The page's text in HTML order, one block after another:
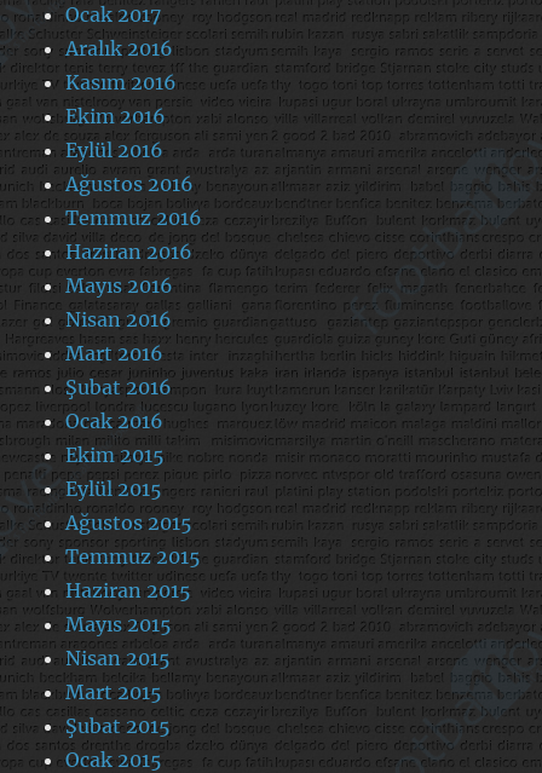
Ocak 2017
Aralık 2016
Kasım 2016
Ekim 2016
Eylül 2016
Ağustos 2016
Temmuz 2016
Haziran 2016
Mayıs 2016
Nisan 2016
Mart 2016
Şubat 2016
Ocak 2016
Ekim 2015
Eylül 2015
Ağustos 2015
Temmuz 2015
Haziran 2015
Mayıs 2015
Nisan 2015
Mart 2015
Şubat 2015
Ocak 2015